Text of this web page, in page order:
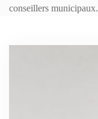
conseillers municipaux.